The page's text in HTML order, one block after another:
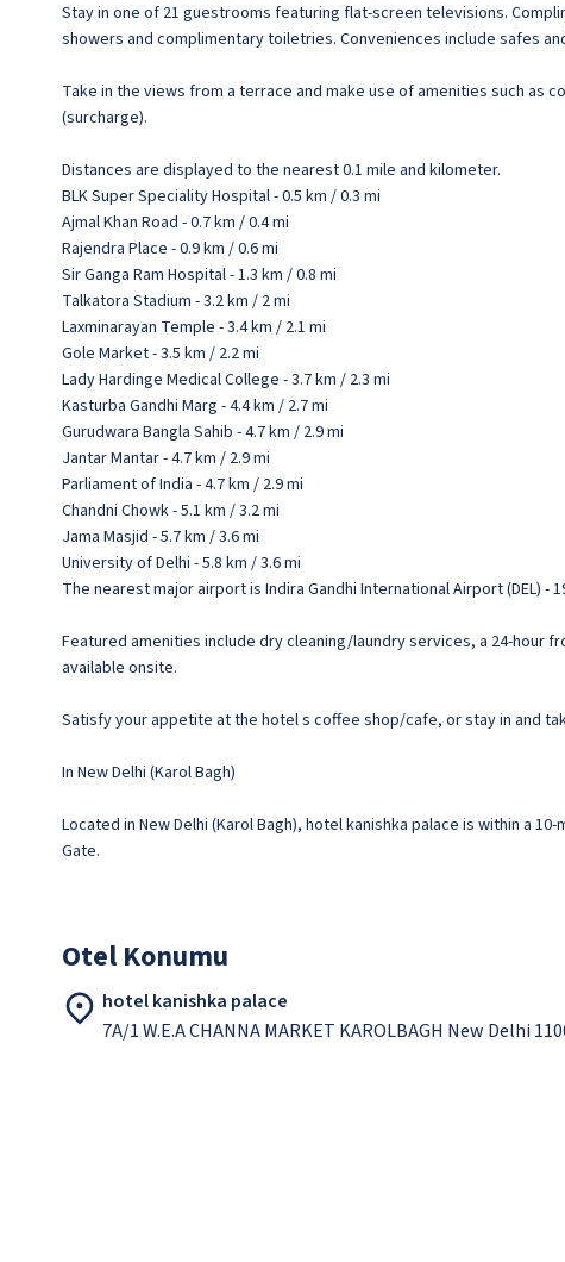
Stay in one of 21 guestrooms featuring flat-screen televisions.
showers and complimentary toiletries. Conveniences include safes
Take in the views from a terrace and make use of amenities such
(surcharge).
Distances are displayed to the nearest 0.1 mile and kilometer.
BLK Super Speciality Hospital - 0.5 km / 0.3 mi
Ajmal Khan Road - 0.7 km / 0.4 mi
Rajendra Place - 0.9 km / 0.6 mi
Sir Ganga Ram Hospital - 1.3 km / 0.8 mi
Talkatora Stadium - 3.2 km / 2 mi
Laxminarayan Temple - 3.4 km / 2.1 mi
Gole Market - 3.5 km / 2.2 mi
Lady Hardinge Medical College - 3.7 km / 2.3 mi
Kasturba Gandhi Marg - 4.4 km / 2.7 mi
Gurudwara Bangla Sahib - 4.7 km / 2.9 mi
Jantar Mantar - 4.7 km / 2.9 mi
Parliament of India - 4.7 km / 2.9 mi
Chandni Chowk - 5.1 km / 3.2 mi
Jama Masjid - 5.7 km / 3.6 mi
University of Delhi - 5.8 km / 3.6 mi
The nearest major airport is Indira Gandhi International Airport (DEL) -
Featured amenities include dry cleaning/laundry services, a 24-hour
available onsite.
Satisfy your appetite at the hotel s coffee shop/cafe, or stay in and
In New Delhi (Karol Bagh)
Located in New Delhi (Karol Bagh), hotel kanishka palace is within a
Gate.
Otel Konumu
hotel kanishka palace
7A/1 W.E.A CHANNA MARKET KAROLBAGH New Delhi